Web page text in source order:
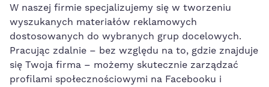
W naszej firmie specjalizujemy się w tworzeniu
wyszukanych materiałów reklamowych
dostosowanych do wybranych grup docelowych.
Pracując zdalnie – bez względu na to, gdzie znajduje
się Twoja firma – możemy skutecznie zarządzać
profilami społecznościowymi na Facebooku i